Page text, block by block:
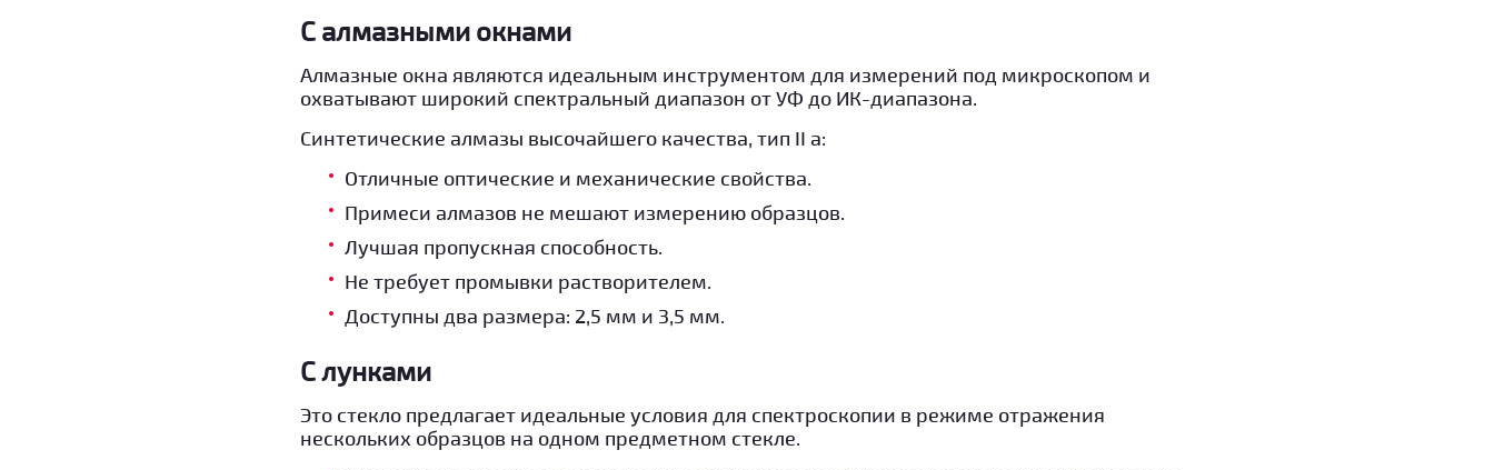
С алмазными окнами
Алмазные окна являются идеальным инструментом для измерений под микроскопом и
охватывают широкий спектральный диапазон от УФ до ИК-диапазона.
Синтетические алмазы высочайшего качества, тип II a:
Отличные оптические и механические свойства.
Примеси алмазов не мешают измерению образцов.
Лучшая пропускная способность.
Не требует промывки растворителем.
Доступны два размера: 2,5 мм и 3,5 мм.
С лунками
Это стекло предлагает идеальные условия для спектроскопии в режиме отражения
нескольких образцов на одном предметном стекле.